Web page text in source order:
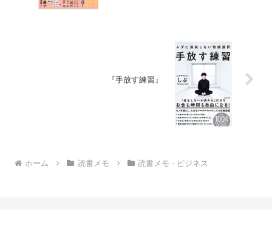
『手放す練習』
ホーム 読書メモ 読書メモ - ビジネス